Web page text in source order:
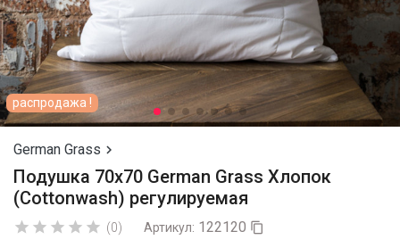
распродажа !
German Grass 
Подушка 70х70 German Grass Хлопок
(Cottonwash) регулируемая
     (0) Артикул: 122120 